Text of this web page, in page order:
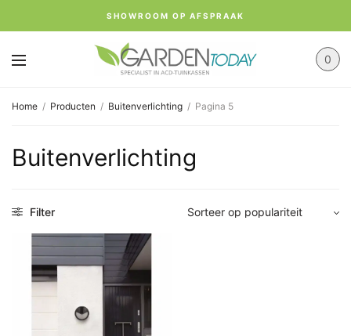
SHOWROOM OP AFSPRAAK
0
Home / Producten / Buitenverlichting / Pagina 5
Buitenverlichting
Filter